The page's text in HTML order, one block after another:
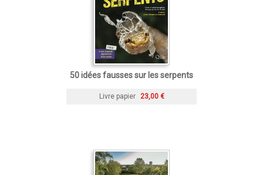
50 idées fausses sur les serpents
Livre papier 23,00 €